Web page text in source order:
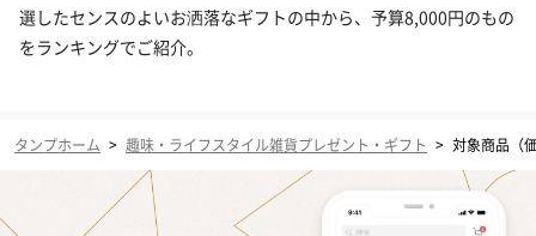
選したセンスのよいお洒落なギフトの中から、予算8,000円のもの
をランキングでご紹介。
タンプホーム > 趣味・ライフスタイル雑貨プレゼント・ギフト > 対象商品（